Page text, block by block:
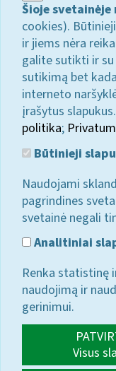
Šioje
cookies).
ir jiems nėra
galite sutikti ir su
sutikimą bet
interneto
įrašytus
politika;
Būtinieji
Naudojami
pagrindines
svetainė negali
Analitiniai
Renka statistinę
naudojimą ir
gerinimui.
Visus